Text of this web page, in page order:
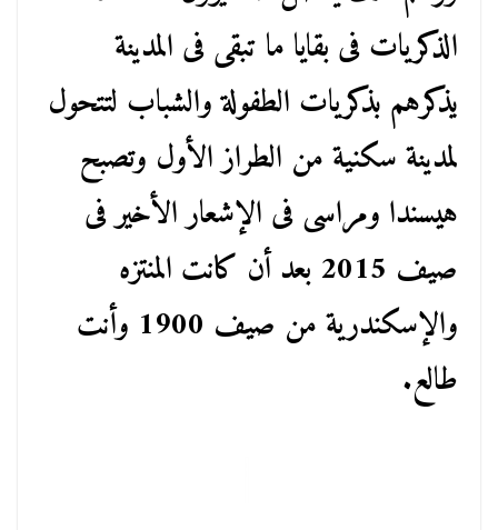
الذكريات فى بقايا ما تبقى فى المدينة
يذكرهم بذكريات الطفولة والشباب لتتحول
لمدينة سكنية من الطراز الأول وتصبح
هيسندا ومراسى فى الإشعار الأخير فى
صيف 2015 بعد أن كانت المنتزه
والإسكندرية من صيف 1900 وأنت
طالع.